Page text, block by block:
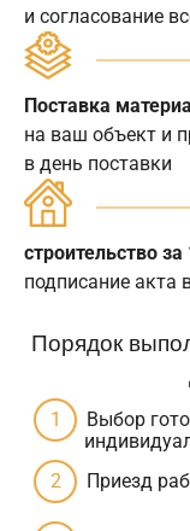
и согласование
Поставка
на ваш объект и
в день поставки
строительство
подписание акта
Порядок
Выбор
Приезд